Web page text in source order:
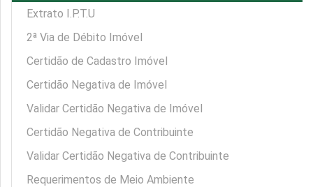
Extrato I.P.T.U
2ª Via de Débito Imóvel
Certidão de Cadastro Imóvel
Certidão Negativa de Imóvel
Validar Certidão Negativa de Imóvel
Certidão Negativa de Contribuinte
Validar Certidão Negativa de Contribuinte
Requerimentos de Meio Ambiente